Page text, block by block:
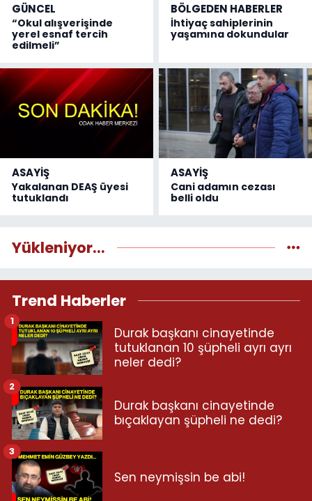
GÜNCEL
“Okul alışverişinde
yerel esnaf tercih
edilmeli”
BÖLGEDEN HABERLER
İhtiyaç sahiplerinin
yaşamına dokundular
ASAYİŞ
Yakalanan DEAŞ üyesi
tutuklandı
ASAYİŞ
Cani adamın cezası
belli oldu
Yükleniyor...
Trend Haberler
Durak başkanı cinayetinde
tutuklanan 10 şüpheli ayrı ayrı
neler dedi?
1
Durak başkanı cinayetinde
bıçaklayan şüpheli ne dedi?
2
Sen neymişsin be abi!
3